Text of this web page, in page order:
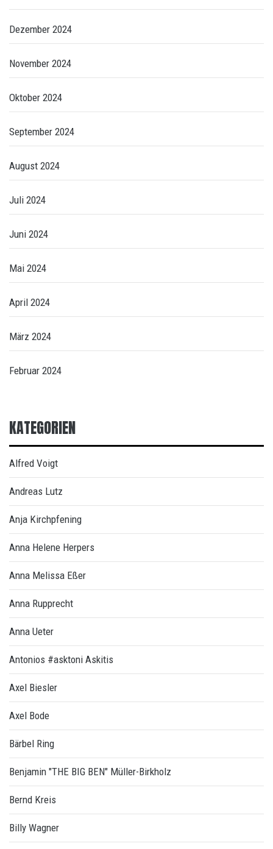
Dezember 2024
November 2024
Oktober 2024
September 2024
August 2024
Juli 2024
Juni 2024
Mai 2024
April 2024
März 2024
Februar 2024
KATEGORIEN
Alfred Voigt
Andreas Lutz
Anja Kirchpfening
Anna Helene Herpers
Anna Melissa Eßer
Anna Rupprecht
Anna Ueter
Antonios #asktoni Askitis
Axel Biesler
Axel Bode
Bärbel Ring
Benjamin "THE BIG BEN" Müller-Birkholz
Bernd Kreis
Billy Wagner